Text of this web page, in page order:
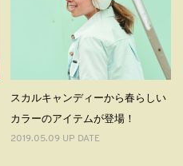
スカルキャンディーから春らしい
カラーのアイテムが登場！
2019.05.09 UP DATE